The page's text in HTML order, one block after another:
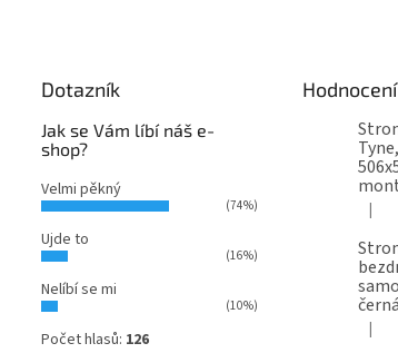
Dotazník
Jak se Vám líbí náš e-
shop?
Velmi pěkný
(74%)
Ujde to
(16%)
Nelíbí se mi
(10%)
Počet hlasů: 126
Hodnocení
|
|